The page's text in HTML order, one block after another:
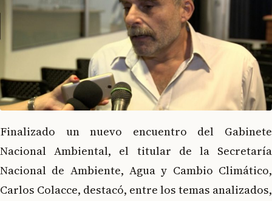
Finalizado un nuevo encuentro del Gabinete
Nacional Ambiental, el titular de la Secretaría
Nacional de Ambiente, Agua y Cambio Climático,
Carlos Colacce, destacó, entre los temas analizados,